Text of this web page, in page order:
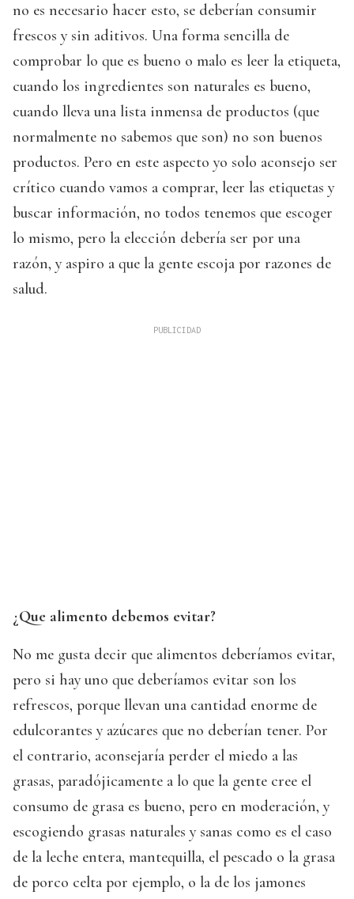
no es necesario hacer esto, se deberían consumir
frescos y sin aditivos. Una forma sencilla de
comprobar lo que es bueno o malo es leer la etiqueta,
cuando los ingredientes son naturales es bueno,
cuando lleva una lista inmensa de productos (que
normalmente no sabemos que son) no son buenos
productos. Pero en este aspecto yo solo aconsejo ser
crítico cuando vamos a comprar, leer las etiquetas y
buscar información, no todos tenemos que escoger
lo mismo, pero la elección debería ser por una
razón, y aspiro a que la gente escoja por razones de
salud.
¿Que alimento debemos evitar?
No me gusta decir que alimentos deberíamos evitar,
pero si hay uno que deberíamos evitar son los
refrescos, porque llevan una cantidad enorme de
edulcorantes y azúcares que no deberían tener. Por
el contrario, aconsejaría perder el miedo a las
grasas, paradójicamente a lo que la gente cree el
consumo de grasa es bueno, pero en moderación, y
escogiendo grasas naturales y sanas como es el caso
de la leche entera, mantequilla, el pescado o la grasa
de porco celta por ejemplo, o la de los jamones